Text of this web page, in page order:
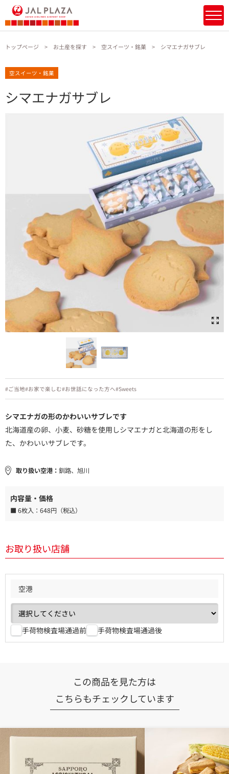
トップページ お土産を探す 空スイーツ・銘菓 シマエナガサブレ
空スイーツ・銘菓
シマエナガサブレ
#ご当地#お家で楽しむ#お世話になった方へ#Sweets
シマエナガの形のかわいいサブレです
北海道産の卵、小麦、砂糖を使用しシマエナガと北海道の形をし
た、かわいいサブレです。
取り扱い空港： 釧路、旭川
内容量・価格
■ 6枚入： 648円（税込）
お取り扱い店舗
空港
手荷物検査場通過前 手荷物検査場通過後
この商品を見た方は
こちらもチェックしています